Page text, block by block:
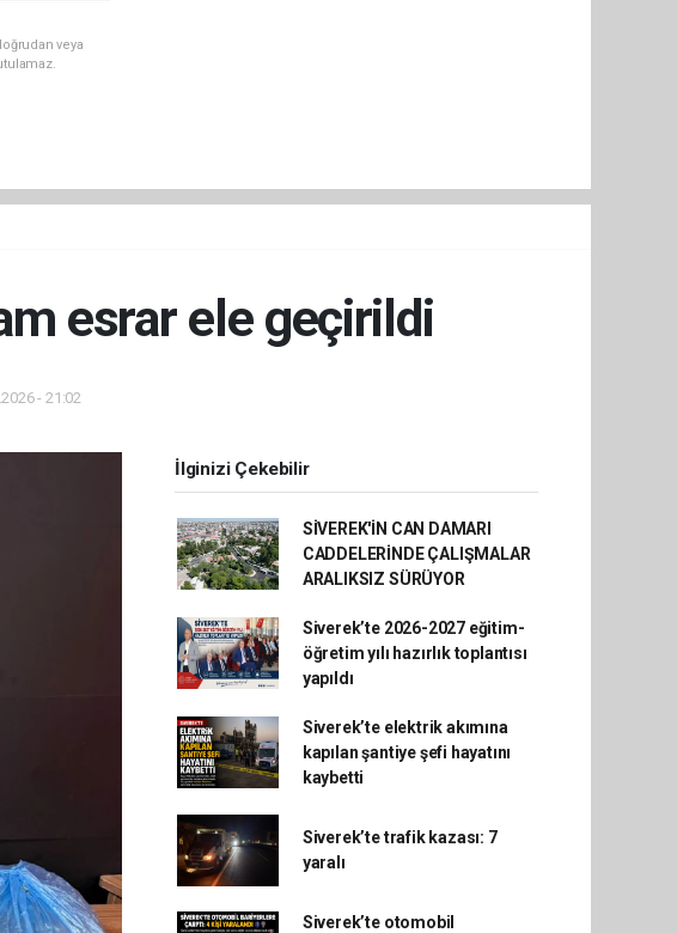
veya
esrar ele geçirildi
- 21:02
İlginizi Çekebilir
SİVEREK'İN CAN DAMARI
CADDELERİNDE ÇALIŞMALAR
ARALIKSIZ SÜRÜYOR
Siverek’te 2026-2027 eğitim-
öğretim yılı hazırlık toplantısı
yapıldı
Siverek’te elektrik akımına
kapılan şantiye şefi hayatını
kaybetti
Siverek’te trafik kazası: 7
yaralı
Siverek’te otomobil